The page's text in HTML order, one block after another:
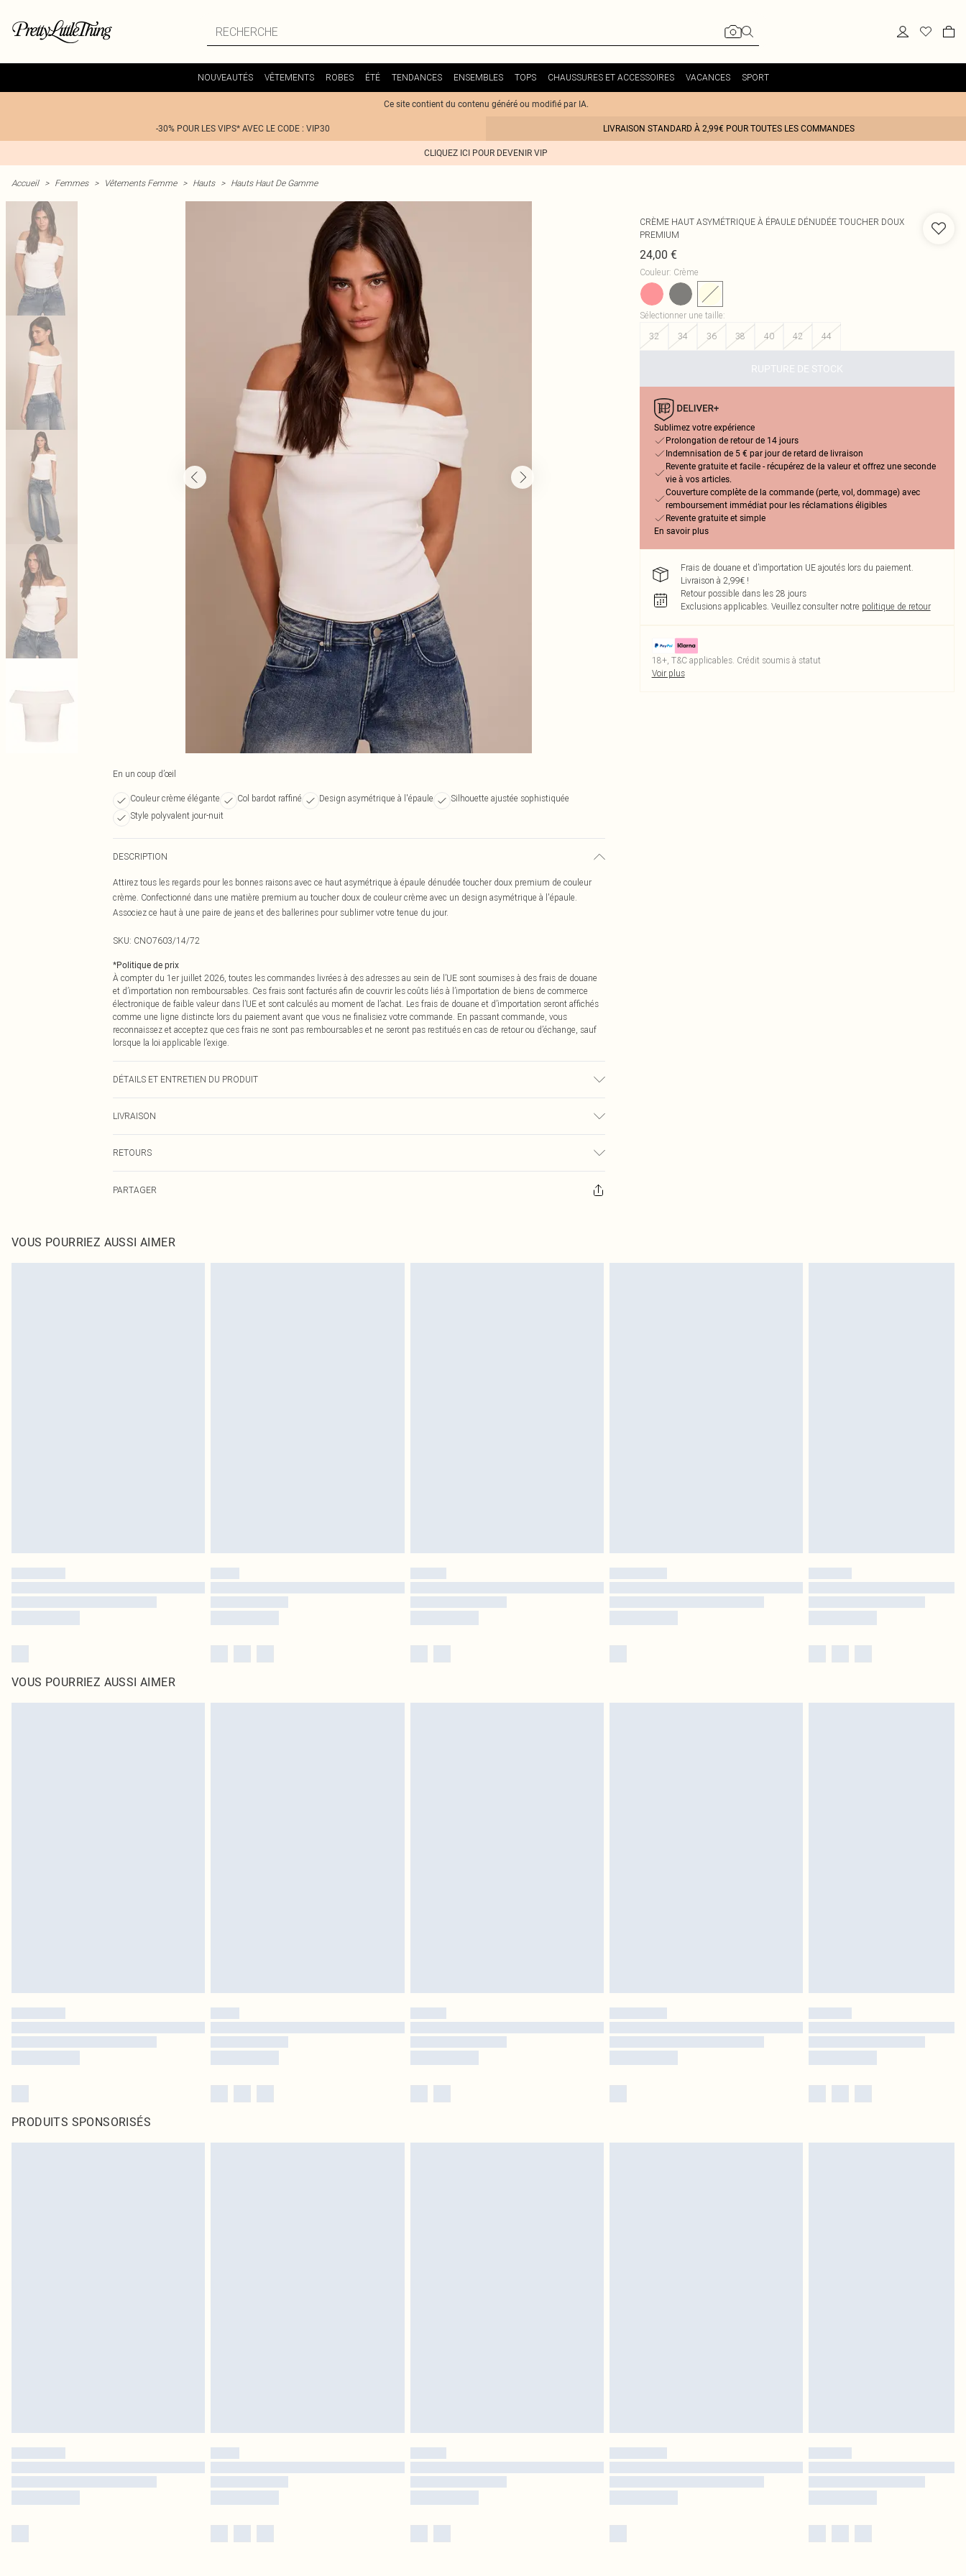
NOUVEAUTÉS VÊTEMENTS ROBES ÉTÉ TENDANCES ENSEMBLES TOPS CHAUSSURES ET ACCESSOIRES VACANCES SPORT
Ce site contient du contenu généré ou modifié par IA.
-30% POUR LES VIPS* AVEC LE CODE : VIP30 LIVRAISON STANDARD À 2,99€ POUR TOUTES LES COMMANDES
CLIQUEZ ICI POUR DEVENIR VIP
Accueil > Femmes > Vêtements Femme > Hauts > Hauts Haut De Gamme
En un coup d’œil
Couleur crème élégante Col bardot raffiné Design asymétrique à l'épaule
Silhouette ajustée sophistiquée
Style polyvalent jour-nuit
DESCRIPTION
Attirez tous les regards pour les bonnes raisons avec ce haut asymétrique à épaule dénudée toucher doux premium de couleur
crème. Confectionné dans une matière premium au toucher doux de couleur crème avec un design asymétrique à l'épaule.
Associez ce haut à une paire de jeans et des ballerines pour sublimer votre tenue du jour.
SKU: CNO7603/14/72
*Politique de prix
À compter du 1er juillet 2026, toutes les commandes livrées à des adresses au sein de l’UE sont soumises à des frais de douane
et d’importation non remboursables. Ces frais sont facturés afin de couvrir les coûts liés à l’importation de biens de commerce
électronique de faible valeur dans l’UE et sont calculés au moment de l’achat. Les frais de douane et d’importation seront affichés
comme une ligne distincte lors du paiement avant que vous ne finalisiez votre commande. En passant commande, vous
reconnaissez et acceptez que ces frais ne sont pas remboursables et ne seront pas restitués en cas de retour ou d’échange, sauf
lorsque la loi applicable l’exige.
DÉTAILS ET ENTRETIEN DU PRODUIT
LIVRAISON
€9.99
RETOURS
Veuillez noter que nous ne pouvons pas rembourser les masques tendance, les cosmétiques, les bijoux pour piercings, les jouets
également être essayées en intérieur. Les articles pour la maison, y compris le linge de lit, les matelas, les surmatelas et les
PARTAGER
CRÈME HAUT ASYMÉTRIQUE À ÉPAULE DÉNUDÉE TOUCHER DOUX
PREMIUM
24,00 €
Couleur: Crème
Sélectionner une taille:
32
34 36 38 40 42 44
RUPTURE DE STOCK
Sublimez votre expérience
Prolongation de retour de 14 jours
Indemnisation de 5 € par jour de retard de livraison
Revente gratuite et facile - récupérez de la valeur et offrez une seconde
vie à vos articles.
Couverture complète de la commande (perte, vol, dommage) avec
remboursement immédiat pour les réclamations éligibles
Revente gratuite et simple
En savoir plus
Frais de douane et d’importation UE ajoutés lors du paiement.
Livraison à 2,99€ !
Retour possible dans les 28 jours
Exclusions applicables. Veuillez consulter notre politique de retour
18+, T&C applicables. Crédit soumis à statut
Voir plus
VOUS POURRIEZ AUSSI AIMER
VOUS POURRIEZ AUSSI AIMER
PRODUITS SPONSORISÉS